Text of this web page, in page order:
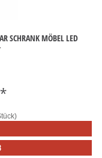
SCHRANK MÖBEL LED
*